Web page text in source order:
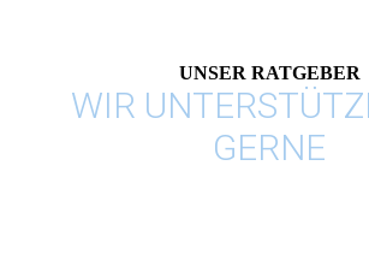
UNSER RATGEBER
WIR
GERNE